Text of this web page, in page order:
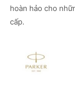
hoàn hảo cho
cấp.